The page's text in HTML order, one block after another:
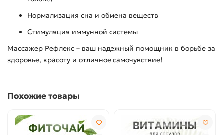
Нормализация сна и обмена веществ
Стимуляция иммунной системы
Массажер Рефлекс – ваш надежный помощник в борьбе за
здоровье, красоту и отличное самочувствие!
Похожие товары